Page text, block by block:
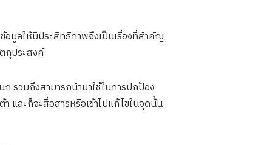
อมูลให้มีประสิทธิภาพจึงเป็นเรื่องที่สำคัญ
ถุประสงค์
รวมถึงสามารถนำมาใช้ในการปกป้อง
และก็จะสื่อสารหรือเข้าไปแก้ไขในจุดนั้น